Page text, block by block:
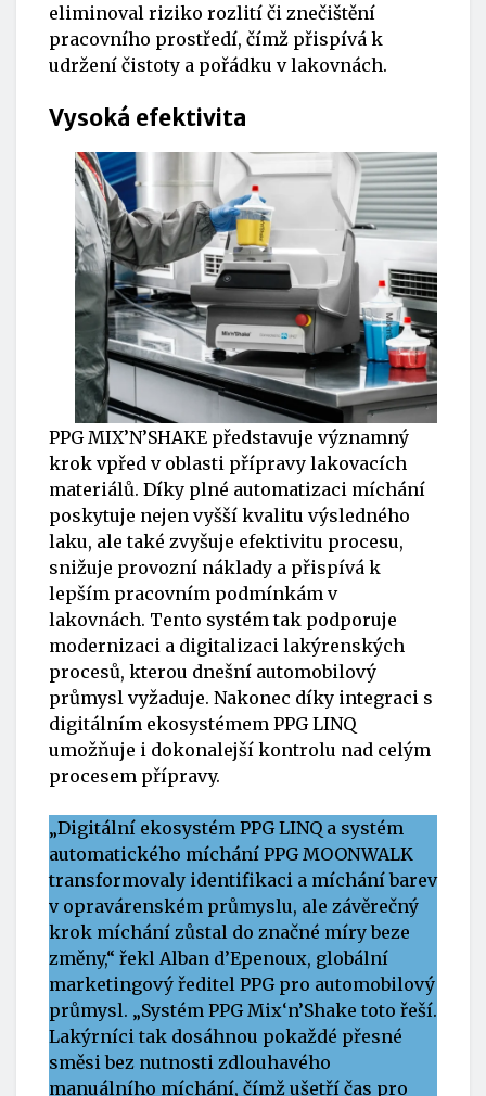
eliminoval riziko rozlití či znečištění
pracovního prostředí, čímž přispívá k
udržení čistoty a pořádku v lakovnách.
Vysoká efektivita
PPG MIX’N’SHAKE představuje významný
krok vpřed v oblasti přípravy lakovacích
materiálů. Díky plné automatizaci míchání
poskytuje nejen vyšší kvalitu výsledného
laku, ale také zvyšuje efektivitu procesu,
snižuje provozní náklady a přispívá k
lepším pracovním podmínkám v
lakovnách. Tento systém tak podporuje
modernizaci a digitalizaci lakýrenských
procesů, kterou dnešní automobilový
průmysl vyžaduje. Nakonec díky integraci s
digitálním ekosystémem PPG LINQ
umožňuje i dokonalejší kontrolu nad celým
procesem přípravy.
„Digitální ekosystém PPG LINQ a systém
automatického míchání PPG MOONWALK
transformovaly identifikaci a míchání barev
v opravárenském průmyslu, ale závěrečný
krok míchání zůstal do značné míry beze
změny,“ řekl Alban d’Epenoux, globální
marketingový ředitel PPG pro automobilový
průmysl. „Systém PPG Mix‘n’Shake toto řeší.
Lakýrníci tak dosáhnou pokaždé přesné
směsi bez nutnosti zdlouhavého
manuálního míchání, čímž ušetří čas pro